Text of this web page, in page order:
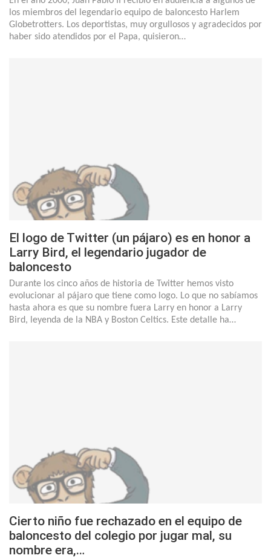
los miembros del legendario equipo de baloncesto Harlem
Globetrotters. Los deportistas, muy orgullosos y agradecidos por
haber sido atendidos por el Papa, quisieron…
El logo de Twitter (un pájaro) es en honor a
Larry Bird, el legendario jugador de
baloncesto
Durante los cinco años de historia de Twitter hemos visto
evolucionar al pájaro que tiene como logo. Lo que no sabíamos
hasta ahora es que su nombre fuera Larry en honor a Larry
Bird, leyenda de la NBA y Boston Celtics. Este detalle ha…
Cierto niño fue rechazado en el equipo de
baloncesto del colegio por jugar mal, su
nombre era,…